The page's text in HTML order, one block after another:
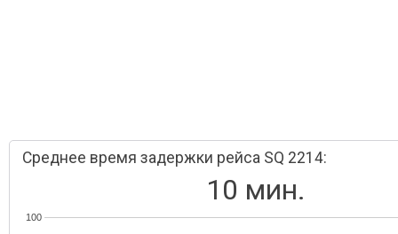
Среднее время задержки рейса SQ 2214:
10 мин.
100